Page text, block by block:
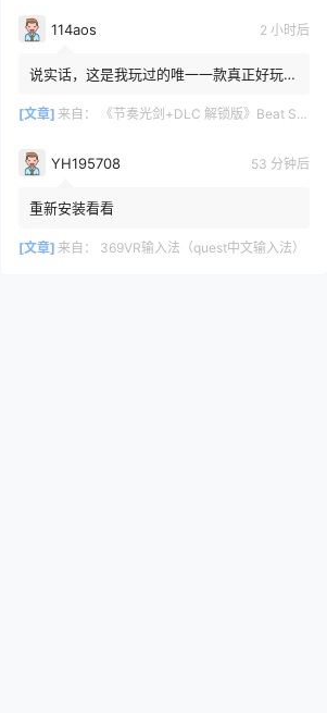
114aos 2 小时后
说实话，这是我玩过的唯一一款真正好玩的
些都不太好。我觉得《Bea...
[文章] 来自： 《节奏光剑+DLC 解锁版》Beat Saber VR
YH195708 52 分钟后
重新安装看看
[文章] 来自： 369VR输入法（quest中文输入法）